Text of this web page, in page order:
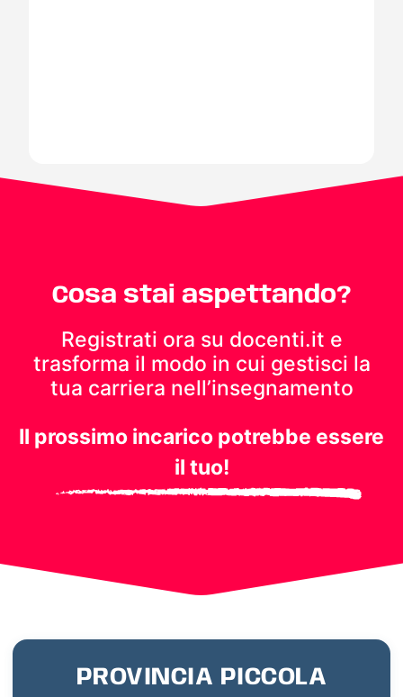
Cosa stai aspettando?
Registrati ora su docenti.it e
trasforma il modo in cui gestisci la
tua carriera nell’insegnamento
Il prossimo incarico potrebbe essere
il tuo!
PROVINCIA PICCOLA